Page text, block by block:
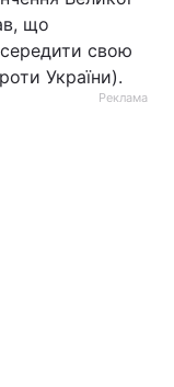
що
свою
України).
Реклама